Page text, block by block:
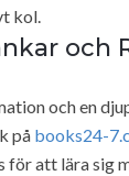
kol.
och
och en
på books24-
för att lära sig